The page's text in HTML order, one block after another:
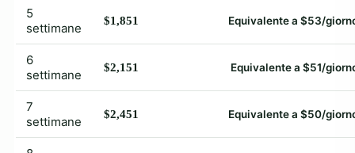
5
settimane
$1,851 Equivalente a $53/
6
settimane
$2,151 Equivalente a $51/
7
settimane
$2,451 Equivalente a $50/